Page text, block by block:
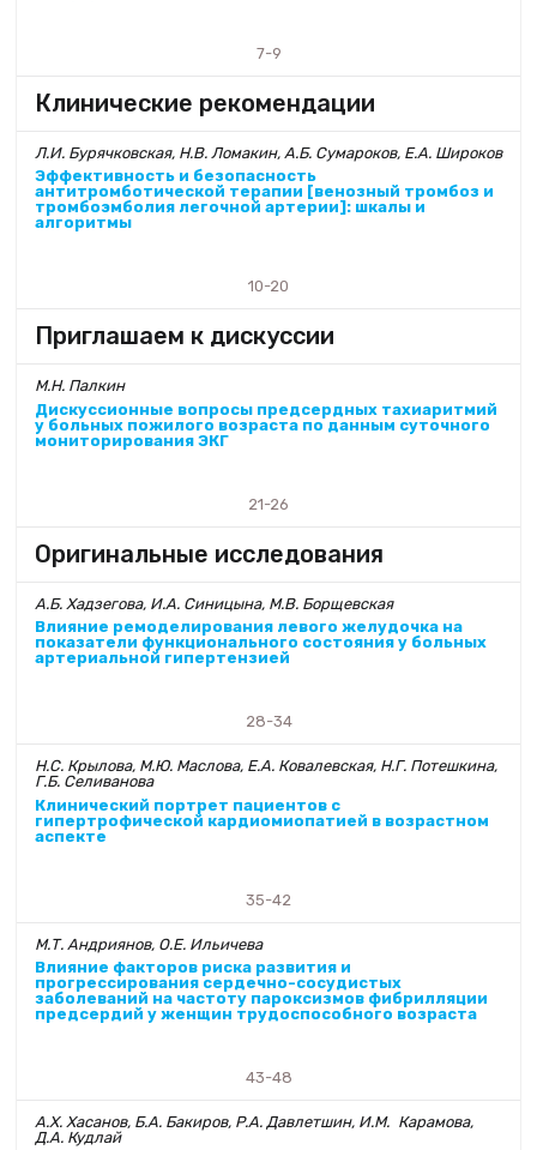
7-9
Клинические рекомендации
Л.И. Бурячковская, Н.В. Ломакин, А.Б. Сумароков, Е.А. Широков
Эффективность и безопасность
антитромботической терапии [венозный тромбоз и
тромбоэмболия легочной артерии]: шкалы и
алгоритмы
10-20
Приглашаем к дискуссии
М.Н. Палкин
Дискуссионные вопросы предсердных тахиаритмий
у больных пожилого возраста по данным суточного
мониторирования ЭКГ
21-26
Оригинальные исследования
А.Б. Хадзегова, И.А. Синицына, М.В. Борщевская
Влияние ремоделирования левого желудочка на
показатели функционального состояния у больных
артериальной гипертензией
28-34
Н.С. Крылова, М.Ю. Маслова, Е.А. Ковалевская, Н.Г. Потешкина,
Г.Б. Селиванова
Клинический портрет пациентов с
гипертрофической кардиомиопатией в возрастном
аспекте
35-42
М.Т. Андриянов, О.Е. Ильичева
Влияние факторов риска развития и
прогрессирования сердечно-сосудистых
заболеваний на частоту пароксизмов фибрилляции
предсердий у женщин трудоспособного возраста
43-48
А.Х. Хасанов, Б.А. Бакиров, Р.А. Давлетшин, И.М. Карамова,
Д.А. Кудлай